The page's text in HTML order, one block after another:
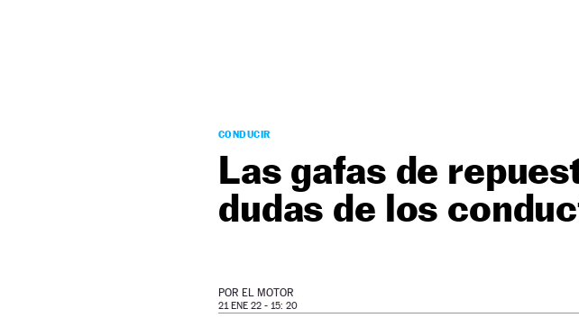
CONDUCIR
Las gafas de
dudas de los
POR EL MOTOR
21 ENE 22 - 15: 20